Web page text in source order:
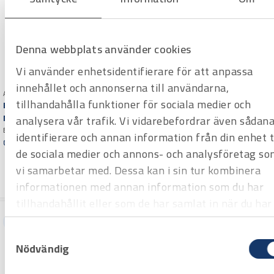
Denna webbplats använder cookies
Vi använder enhetsidentifierare för att anpassa
innehållet och annonserna till användarna,
tillhandahålla funktioner för sociala medier och
analysera vår trafik. Vi vidarebefordrar även sådana
identifierare och annan information från din enhet
de sociala medier och annons- och analysföretag
vi samarbetar med. Dessa kan i sin tur kombinera
informationen med annan information som du har
använt deras tjänster.
Nödvändig
Art.nr H1725004
Bockmaskin Ercolina
Megabender
Bockar rör upp till 76 mm av
kolstål, rostfritt stål, aluminium,
mässing, koppar. exkl schabloner
Offertpris
Varuko
rg
Art.nr H1721510
Bockningsverktyg Ridgid
3812
Avsedd för kallbockning av såväl
svarta som galvaniserade 2 tum
rör, utan fyllning. med stativ, exkl
schabloner
Offertpris
Varuko
Hyrprodukt Hyrprodukt